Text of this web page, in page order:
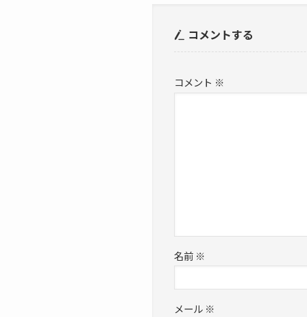
コメントする
コメント ※
名前 ※
メール ※